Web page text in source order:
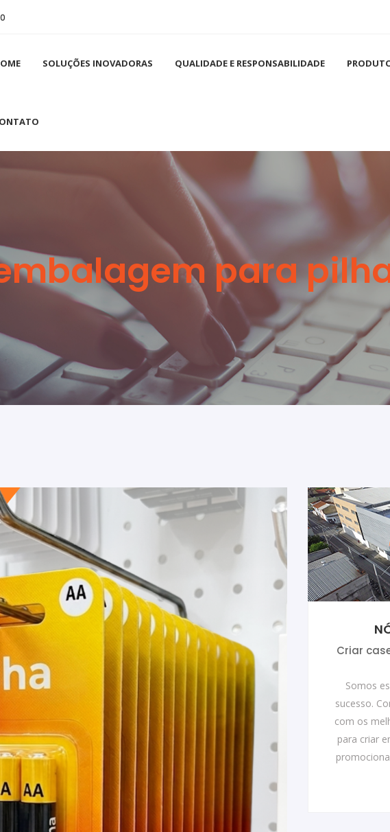
SOLUÇÕES INOVADORAS QUALIDADE E RESPONSABILIDADE
para
Criar
Somos
sucesso.
com os
para criar